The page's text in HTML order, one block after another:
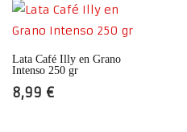
Lata Café Illy en Grano
Intenso 250 gr
8,99 €